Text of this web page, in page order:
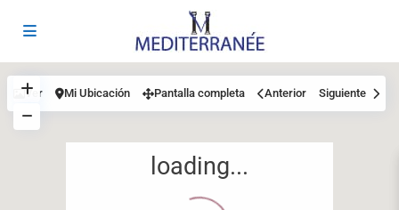
loading...
Ver Mi Ubicación Pantalla completa Anterior Siguiente